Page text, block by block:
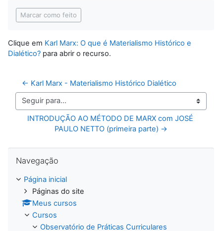
Marcar como feito
Clique em Karl Marx: O que é Materialismo Histórico e
Dialético? para abrir o recurso.
← Karl Marx - Materialismo Histórico Dialético
Seguir para...
INTRODUÇÃO AO MÉTODO DE MARX com JOSÉ
PAULO NETTO (primeira parte) →
Navegação
Página inicial
Páginas do site
Meus cursos
Cursos
Observatório de Práticas Curriculares